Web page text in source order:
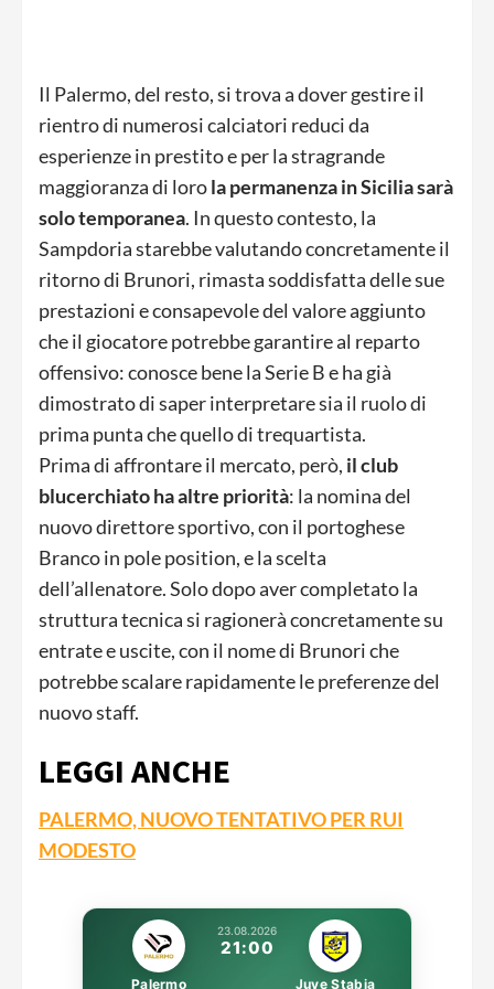
Il Palermo, del resto, si trova a dover gestire il
rientro di numerosi calciatori reduci da
esperienze in prestito e per la stragrande
maggioranza di lorola permanenza in Sicilia sarà
solo temporanea. In questo contesto, la
Sampdoria starebbe valutando concretamente il
ritorno di Brunori, rimasta soddisfatta delle sue
prestazioni e consapevole del valore aggiunto
che il giocatore potrebbe garantire al reparto
offensivo: conosce bene la Serie B e ha già
dimostrato di saper interpretare sia il ruolo di
prima punta che quello di trequartista.
Prima di affrontare il mercato, però, il club
blucerchiato ha altre priorità: la nomina del
nuovo direttore sportivo, con il portoghese
Branco in pole position, e la scelta
dell’allenatore. Solo dopo aver completato la
struttura tecnica si ragionerà concretamente su
entrate e uscite, con il nome di Brunori che
potrebbe scalare rapidamente le preferenze del
nuovo staff.
LEGGI ANCHE
PALERMO, NUOVO TENTATIVO PER RUI
MODESTO
23.08.2026
21:00
Palermo Juve Stabia